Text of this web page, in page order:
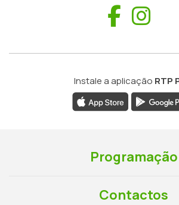
Instale a aplicação RTP
Programação
Contactos